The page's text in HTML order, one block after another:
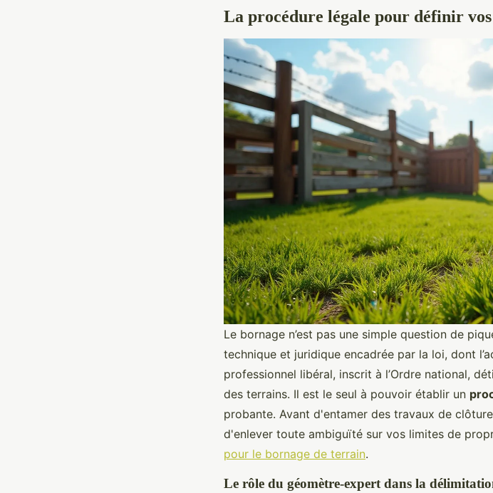
La procédure légale pour définir
Le bornage n’est pas une simple question de
technique et juridique encadrée par la loi, dont
professionnel libéral, inscrit à l’Ordre national,
des terrains. Il est le seul à pouvoir établir un
probante. Avant d'entamer des travaux de
d'enlever toute ambiguïté sur vos limites de
pour le bornage de terrain.
Le rôle du géomètre-expert dans la